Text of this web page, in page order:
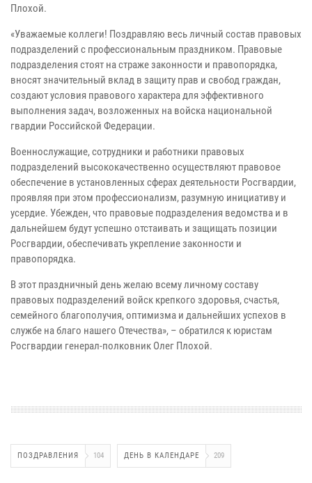
Плохой.
«Уважаемые коллеги! Поздравляю весь личный состав правовых
подразделений с профессиональным праздником. Правовые
подразделения стоят на страже законности и правопорядка,
вносят значительный вклад в защиту прав и свобод граждан,
создают условия правового характера для эффективного
выполнения задач, возложенных на войска национальной
гвардии Российской Федерации.
Военнослужащие, сотрудники и работники правовых
подразделений высококачественно осуществляют правовое
обеспечение в установленных сферах деятельности Росгвардии,
проявляя при этом профессионализм, разумную инициативу и
усердие. Убежден, что правовые подразделения ведомства и в
дальнейшем будут успешно отстаивать и защищать позиции
Росгвардии, обеспечивать укрепление законности и
правопорядка.
В этот праздничный день желаю всему личному составу
правовых подразделений войск крепкого здоровья, счастья,
семейного благополучия, оптимизма и дальнейших успехов в
службе на благо нашего Отечества», – обратился к юристам
Росгвардии генерал-полковник Олег Плохой.
ПОЗДРАВЛЕНИЯ 104 ДЕНЬ В КАЛЕНДАРЕ 209